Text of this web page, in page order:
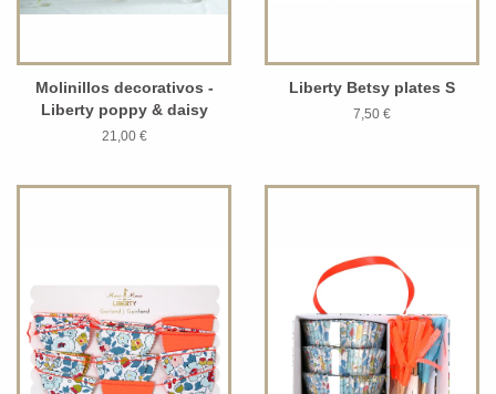
Molinillos decorativos -
Liberty poppy & daisy
21,00 €
Liberty Betsy plates S
7,50 €